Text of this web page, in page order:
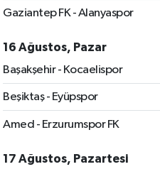
Gaziantep FK - Alanyaspor
16 Ağustos, Pazar
Başakşehir - Kocaelispor
Beşiktaş - Eyüpspor
Amed - Erzurumspor FK
17 Ağustos, Pazartesi